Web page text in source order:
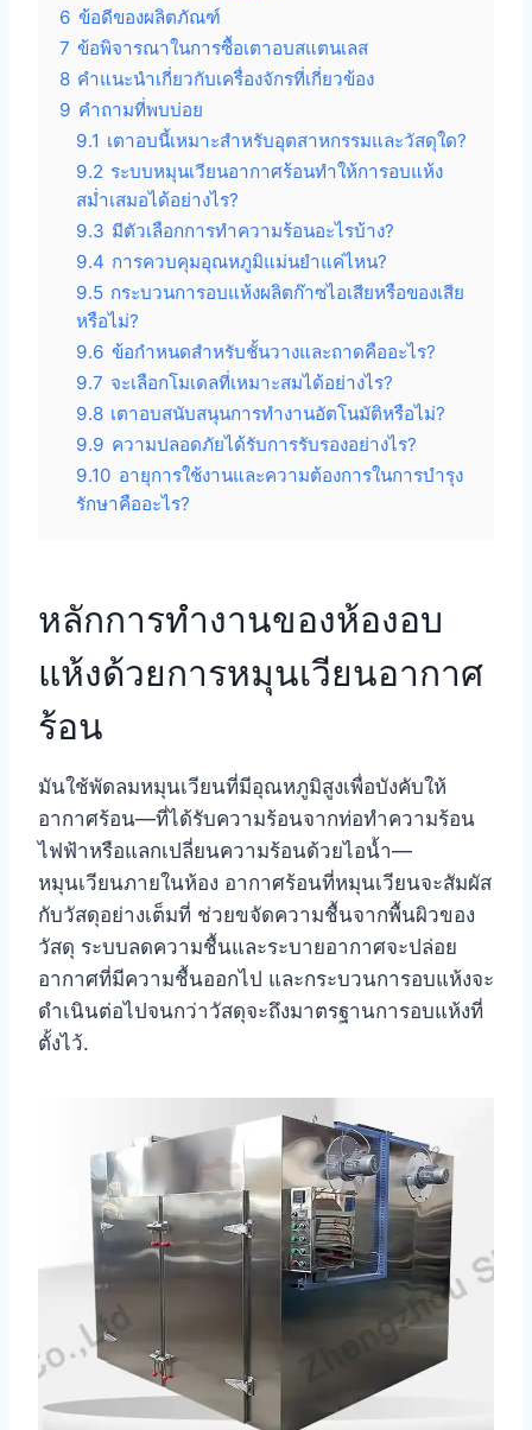
6 ข้อดีของผลิตภัณฑ์
7 ข้อพิจารณาในการซื้อเตาอบสแตนเลส
8 คำแนะนำเกี่ยวกับเครื่องจักรที่เกี่ยวข้อง
9 คำถามที่พบบ่อย
9.1 เตาอบนี้เหมาะสำหรับอุตสาหกรรมและวัสดุใด?
9.2 ระบบหมุนเวียนอากาศร้อนทำให้การอบแห้ง
สม่ำเสมอได้อย่างไร?
9.3 มีตัวเลือกการทำความร้อนอะไรบ้าง?
9.4 การควบคุมอุณหภูมิแม่นยำแค่ไหน?
9.5 กระบวนการอบแห้งผลิตก๊าซไอเสียหรือของเสีย
หรือไม่?
9.6 ข้อกำหนดสำหรับชั้นวางและถาดคืออะไร?
9.7 จะเลือกโมเดลที่เหมาะสมได้อย่างไร?
9.8 เตาอบสนับสนุนการทำงานอัตโนมัติหรือไม่?
9.9 ความปลอดภัยได้รับการรับรองอย่างไร?
9.10 อายุการใช้งานและความต้องการในการบำรุง
รักษาคืออะไร?
หลักการทำงานของห้องอบ
แห้งด้วยการหมุนเวียนอากาศ
ร้อน
มันใช้พัดลมหมุนเวียนที่มีอุณหภูมิสูงเพื่อบังคับให้
อากาศร้อน—ที่ได้รับความร้อนจากท่อทำความร้อน
ไฟฟ้าหรือแลกเปลี่ยนความร้อนด้วยไอน้ำ—
หมุนเวียนภายในห้อง อากาศร้อนที่หมุนเวียนจะสัมผัส
กับวัสดุอย่างเต็มที่ ช่วยขจัดความชื้นจากพื้นผิวของ
วัสดุ ระบบลดความชื้นและระบายอากาศจะปล่อย
อากาศที่มีความชื้นออกไป และกระบวนการอบแห้งจะ
ดำเนินต่อไปจนกว่าวัสดุจะถึงมาตรฐานการอบแห้งที่
ตั้งไว้.